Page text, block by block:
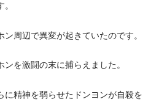
周辺で異変が起きていたのです。
を激闘の末に捕らえました。
に精神を弱らせたドンヨンが自殺を